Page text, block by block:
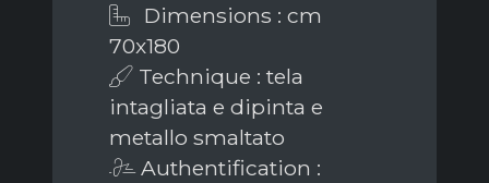
Dimensions : cm
70x180
Technique : tela
intagliata e dipinta e
metallo smaltato
Authentification :